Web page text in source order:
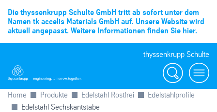
Die thyssenkrupp Schulte GmbH tritt ab sofort unter dem
Namen tk accelis Materials GmbH auf. Unsere Website wird
aktuell angepasst. Weitere Informationen finden Sie hier.
thyssenkrupp Schulte
Suche
Menü
Home Produkte Edelstahl Rostfrei
Edelstahlprofile
Edelstahl Sechskantstäbe